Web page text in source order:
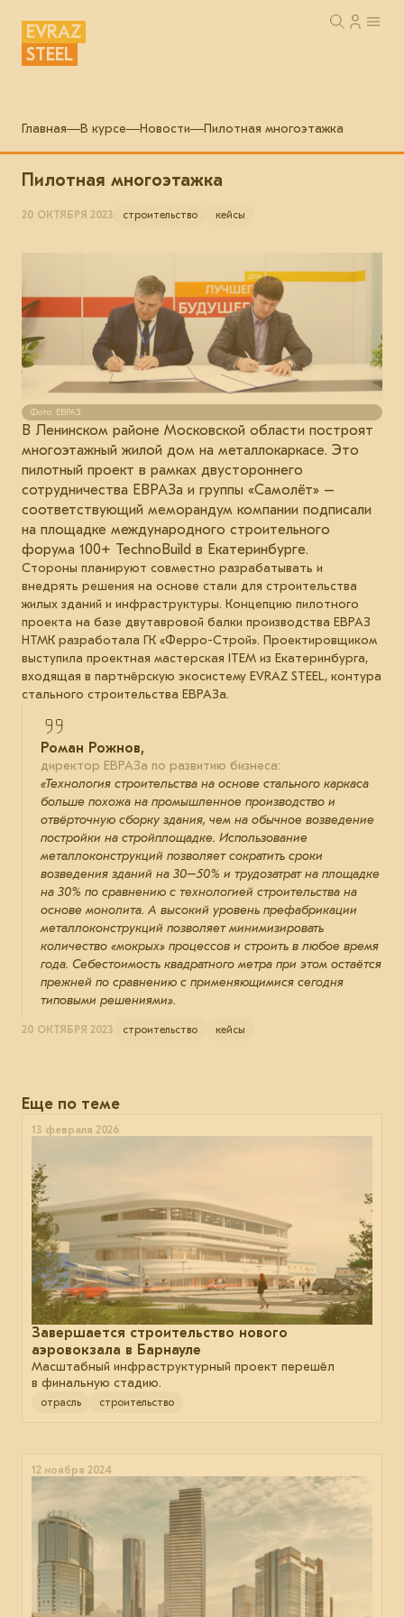
EVRAZ
STEEL
Главная В курсе Новости Пилотная многоэтажка
Пилотная многоэтажка
20 ОКТЯБРЯ 2023 строительство кейсы
Фото: ЕВРАЗ
В Ленинском районе Московской области построят
многоэтажный жилой дом на металлокаркасе. Это
пилотный проект в рамках двустороннего
сотрудничества ЕВРАЗа и группы «Самолёт» –
соответствующий меморандум компании подписали
на площадке международного строительного
форума 100+ TechnoBuild в Екатеринбурге.
Стороны планируют совместно разрабатывать и
внедрять решения на основе стали для строительства
жилых зданий и инфраструктуры. Концепцию пилотного
проекта на базе двутавровой балки производства ЕВРАЗ
НТМК разработала ГК «Ферро-Строй». Проектировщиком
выступила проектная мастерская ITEM из Екатеринбурга,
входящая в партнёрскую экосистему EVRAZ STEEL, контура
стального строительства ЕВРАЗа.
Роман Рожнов,
директор ЕВРАЗа по развитию бизнеса:
«Технология строительства на основе стального каркаса
больше похожа на промышленное производство и
отвёрточную сборку здания, чем на обычное возведение
постройки на стройплощадке. Использование
металлоконструкций позволяет сократить сроки
возведения зданий на 30–50% и трудозатрат на площадке
на 30% по сравнению с технологией строительства на
основе монолита. А высокий уровень префабрикации
металлоконструкций позволяет минимизировать
количество «мокрых» процессов и строить в любое время
года. Себестоимость квадратного метра при этом остаётся
прежней по сравнению с применяющимися сегодня
типовыми решениями».
20 ОКТЯБРЯ 2023 строительство кейсы
Еще по теме
13 февраля 2026
Завершается строительство нового
аэровокзала в Барнауле
Масштабный инфраструктурный проект перешёл
в финальную стадию.
отрасль строительство
12 ноября 2024